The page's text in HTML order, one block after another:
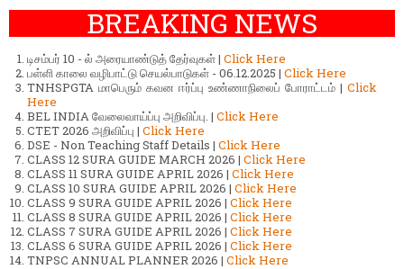
BREAKING NEWS
டிசம்பர் 10 - ல் அரையாண்டுத் தேர்வுகள் | Click Here
பள்ளி காலை வழிபாட்டு செயல்பாடுகள் - 06.12.2025 | Click Here
TNHSPGTA மாபெரும் கவன ஈர்ப்பு உண்ணாநிலைப் போராட்டம் | Click
Here
BEL INDIA வேலைவாய்ப்பு அறிவிப்பு. | Click Here
CTET 2026 அறிவிப்பு | Click Here
DSE - Non Teaching Staff Details | Click Here
CLASS 12 SURA GUIDE MARCH 2026 | Click Here
CLASS 11 SURA GUIDE APRIL 2026 | Click Here
CLASS 10 SURA GUIDE APRIL 2026 | Click Here
CLASS 9 SURA GUIDE APRIL 2026 | Click Here
CLASS 8 SURA GUIDE APRIL 2026 | Click Here
CLASS 7 SURA GUIDE APRIL 2026 | Click Here
CLASS 6 SURA GUIDE APRIL 2026 | Click Here
TNPSC ANNUAL PLANNER 2026 | Click Here